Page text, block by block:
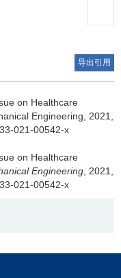
导出引用
on Healthcare
Engineering, 2021,
021-00542-x
on Healthcare
Engineering , 2021,
021-00542-x